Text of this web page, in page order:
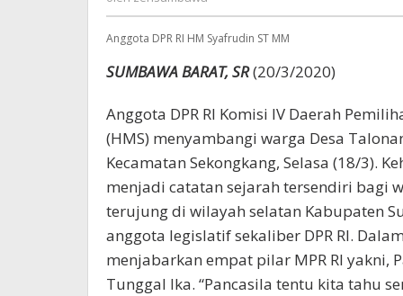
Anggota DPR RI HM Syafrudin ST MM
SUMBAWA BARAT, SR(20/3/2020)
Anggota DPR RI Komisi IV Daerah
(HMS) menyambangi warga Desa
Kecamatan Sekongkang, Selasa (18/3).
menjadi catatan sejarah tersendiri bagi
terujung di wilayah selatan Kabupaten
anggota legislatif sekaliber DPR RI.
menjabarkan empat pilar MPR RI yakni,
Tunggal Ika. “Pancasila tentu kita tahu